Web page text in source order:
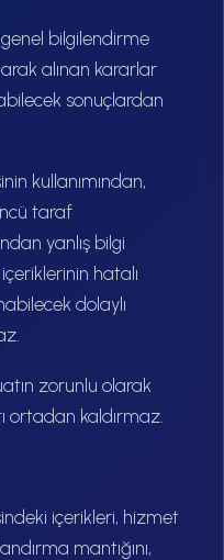
bilgilendirme
alınan kararlar
sonuçlardan
kullanımından,
taraf
yanlış bilgi
hatalı
dolaylı
zorunlu olarak
ortadan kaldırmaz.
içerikleri, hizmet
mantığını,